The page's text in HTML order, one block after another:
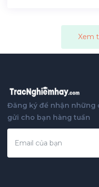
Xem
Đăng ký để nhận những
gửi cho bạn hàng tuần